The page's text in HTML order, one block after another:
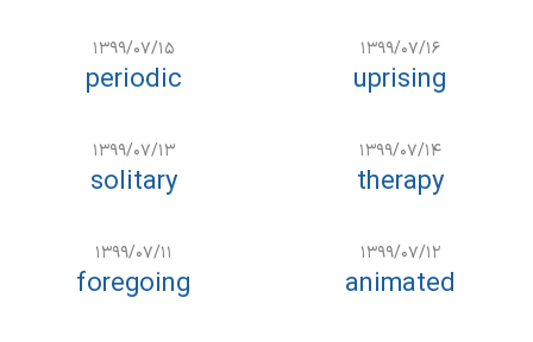
۱۳۹۹/۰۷/۱۶
uprising
۱۳۹۹/۰۷/۱۵
periodic
۱۳۹۹/۰۷/۱۴
therapy
۱۳۹۹/۰۷/۱۳
solitary
۱۳۹۹/۰۷/۱۲
animated
۱۳۹۹/۰۷/۱۱
foregoing